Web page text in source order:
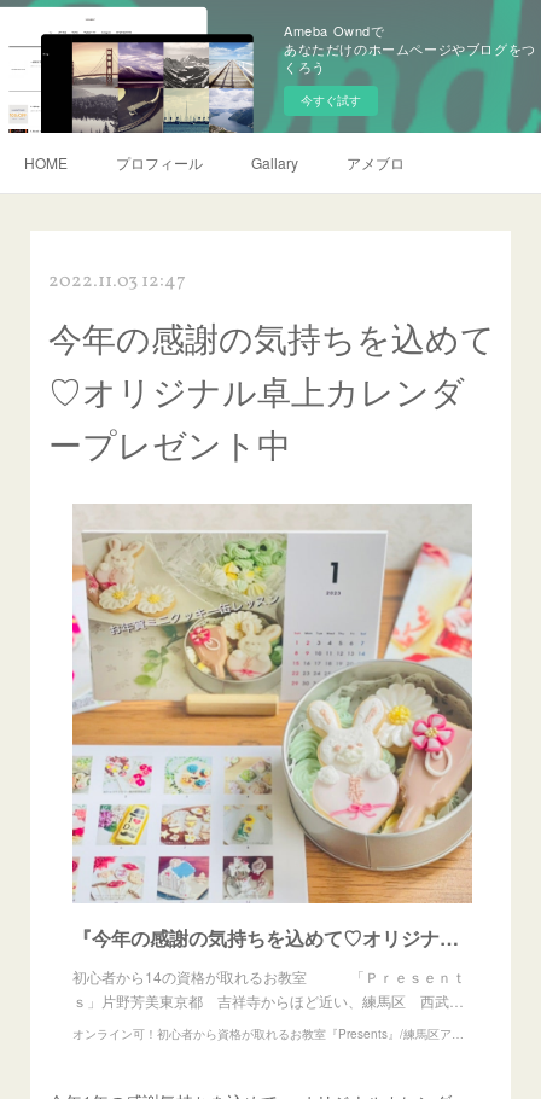
Ameba Owndで
あなただけのホームページやブログをつ
くろう
今すぐ試す
HOME プロフィール Gallary アメブロ
2022.11.03 12:47
今年の感謝の気持ちを込めて
♡オリジナル卓上カレンダ
ープレゼント中
『今年の感謝の気持ちを込めて♡オリジナル卓上カレンダープレゼント中』
初心者から14の資格が取れるお教室 「Ｐｒｅｓｅｎｔ
ｓ」片野芳美東京都 吉祥寺からほど近い、練馬区 西武…
オンライン可！初心者から資格が取れるお教室『Presents』/練馬区アイシングクッキー/あんフラワー/練り切りアート/デザインラテアート